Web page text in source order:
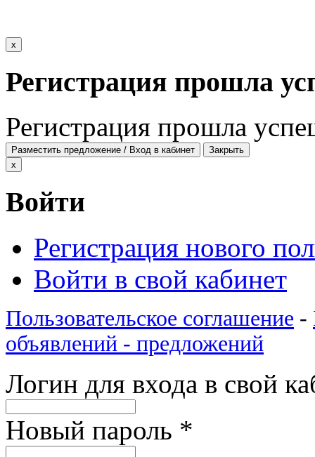
x
Регистрация прошла
Регистрация прошла
Разместить предложение / Вход в кабинет
Закрыть
x
Войти
Регистрация нового
Войти в свой кабинет
Пользовательское соглашение -
объявлений - предложений
Логин для входа в свой
Новый пароль *